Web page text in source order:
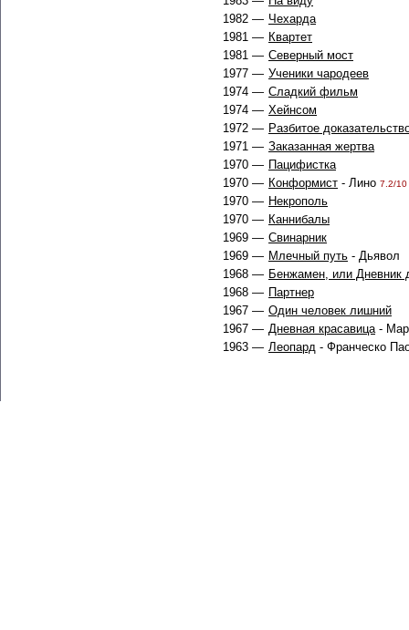
1982 — Чехарда
1981 — Квартет
1981 — Северный мост
1977 — Ученики чародеев
1974 — Сладкий фильм
1974 — Хейнсом
1972 — Разбитое
1971 — Заказанная жертва
1970 — Пацифистка
1970 — Конформист - Лино 7.2/10
1970 — Некрополь
1970 — Каннибалы
1969 — Свинарник
1969 — Млечный путь - Дьявол
1968 — Бенжамен, или Дневник
1968 — Партнер
1967 — Один человек лишний
1967 — Дневная красавица-
1963 — Леопард - Франческо